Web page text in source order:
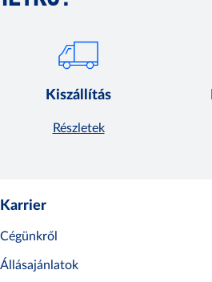
Kiszállítás
Részletek
Karrier
Cégünkről
Állásajánlatok